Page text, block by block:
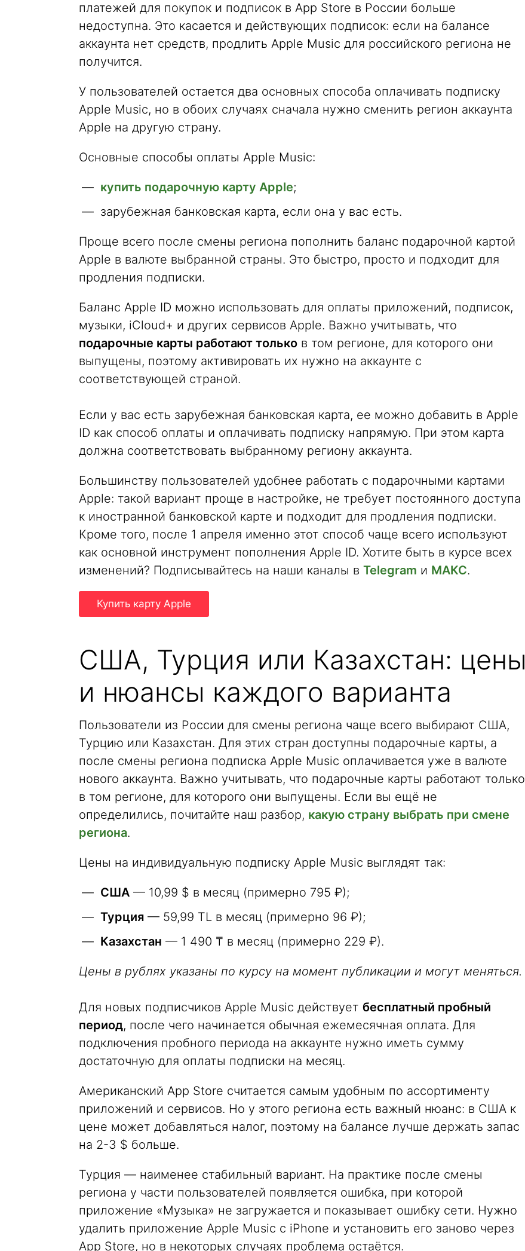
платежей для покупок и подписок в App Store в России больше
недоступна. Это касается и действующих подписок: если на балансе
аккаунта нет средств, продлить Apple Music для российского региона не
получится.
У пользователей остается два основных способа оплачивать подписку
Apple Music, но в обоих случаях сначала нужно сменить регион аккаунта
Apple на другую страну.
Основные способы оплаты Apple Music:
купить подарочную карту Apple;
зарубежная банковская карта, если она у вас есть.
Проще всего после смены региона пополнить баланс подарочной картой
Apple в валюте выбранной страны. Это быстро, просто и подходит для
продления подписки.
Баланс Apple ID можно использовать для оплаты приложений, подписок,
музыки, iCloud+ и других сервисов Apple. Важно учитывать, что
подарочные карты работают только в том регионе, для которого они
выпущены, поэтому активировать их нужно на аккаунте с
соответствующей страной.
Если у вас есть зарубежная банковская карта, ее можно добавить в Apple
ID как способ оплаты и оплачивать подписку напрямую. При этом карта
должна соответствовать выбранному региону аккаунта.
Большинству пользователей удобнее работать с подарочными картами
Apple: такой вариант проще в настройке, не требует постоянного доступа
к иностранной банковской карте и подходит для продления подписки.
Кроме того, после 1 апреля именно этот способ чаще всего используют
как основной инструмент пополнения Apple ID. Хотите быть в курсе всех
изменений? Подписывайтесь на наши каналы в Telegram и МАКС.
Купить карту Apple
США, Турция или Казахстан: цены
и нюансы каждого варианта
Пользователи из России для смены региона чаще всего выбирают США,
Турцию или Казахстан. Для этих стран доступны подарочные карты, а
после смены региона подписка Apple Music оплачивается уже в валюте
нового аккаунта. Важно учитывать, что подарочные карты работают только
в том регионе, для которого они выпущены. Если вы ещё не
определились, почитайте наш разбор, какую страну выбрать при смене
региона.
Цены на индивидуальную подписку Apple Music выглядят так:
США — 10,99 $ в месяц (примерно 795 ₽);
Турция — 59,99 TL в месяц (примерно 96 ₽);
Казахстан — 1 490 ₸ в месяц (примерно 229 ₽).
Цены в рублях указаны по курсу на момент публикации и могут меняться.
Для новых подписчиков Apple Music действует бесплатный пробный
период, после чего начинается обычная ежемесячная оплата. Для
подключения пробного периода на аккаунте нужно иметь сумму
достаточную для оплаты подписки на месяц.
Американский App Store считается самым удобным по ассортименту
приложений и сервисов. Но у этого региона есть важный нюанс: в США к
цене может добавляться налог, поэтому на балансе лучше держать запас
на 2-3 $ больше.
Турция — наименее стабильный вариант. На практике после смены
региона у части пользователей появляется ошибка, при которой
приложение «Музыка» не загружается и показывает ошибку сети. Нужно
удалить приложение Apple Music с iPhone и установить его заново через
App Store, но в некоторых случаях проблема остаётся.